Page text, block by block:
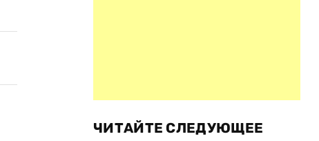
ЧИТАЙТЕ СЛЕДУЮЩЕЕ